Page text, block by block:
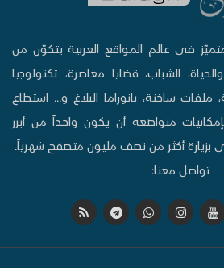
في عالم المواقع العربية يتكوّن من
الشباب، قضايا معاصرة، تكنولوجيا
ملفات ساخنة، بانوراما البلاغ و... استطاع
متواضعة أن يكون واحداً من أبرز
بزيارة أكثر من نصف مليون متصفح شهرياً.
تواصل معنا: